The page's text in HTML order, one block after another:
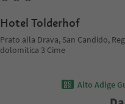
Hotel Tolderhof
Prato alla Drava, San Candido,
dolomitica 3 Cime
Alto Adige